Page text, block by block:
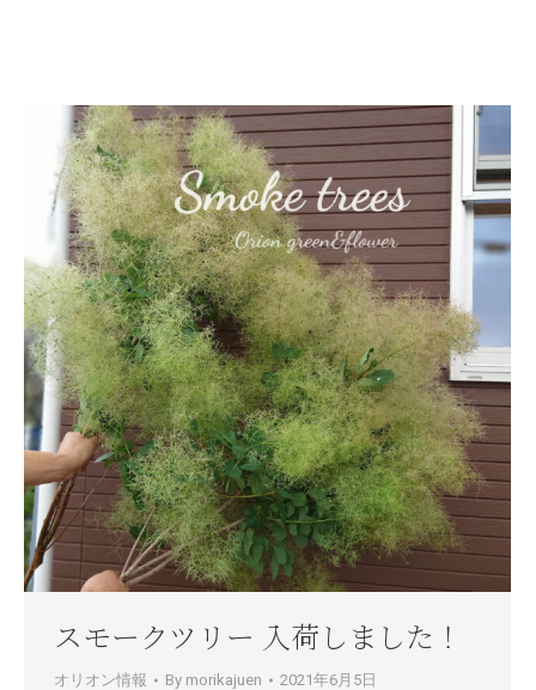
スモークツリー 入荷しました！
オリオン情報 By morikajuen 2021年6月5日